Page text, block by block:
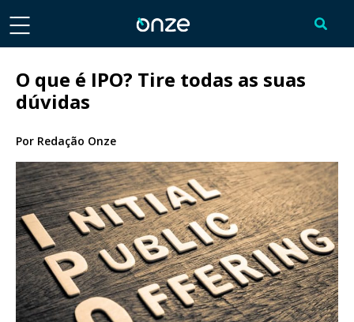
O que é IPO? Tire todas as suas
dúvidas
Por Redação Onze